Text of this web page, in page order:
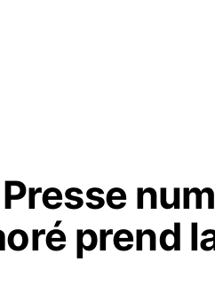
prend